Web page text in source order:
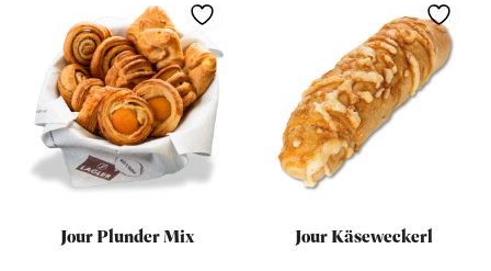
Jour Plunder Mix Jour Käseweckerl